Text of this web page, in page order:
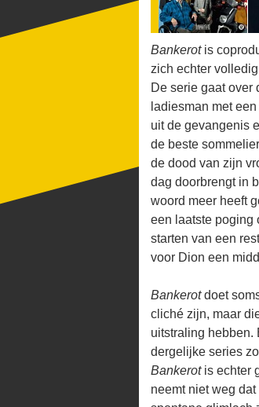
Bankerotis
zich echter
De serie gaat over
ladiesman met
uit de gevangenis
de beste
de dood van zijn
dag doorbrengt in
woord meer heeft
een laatste poging
starten van een
voor Dion een
Bankerotdoet
cliché zijn, maar
uitstraling hebben.
dergelijke series
Bankerotis echter
neemt niet weg